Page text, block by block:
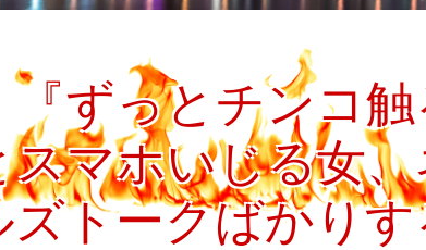
ッ
ずっとチンコ
スマホいじる女
ズトークばかり